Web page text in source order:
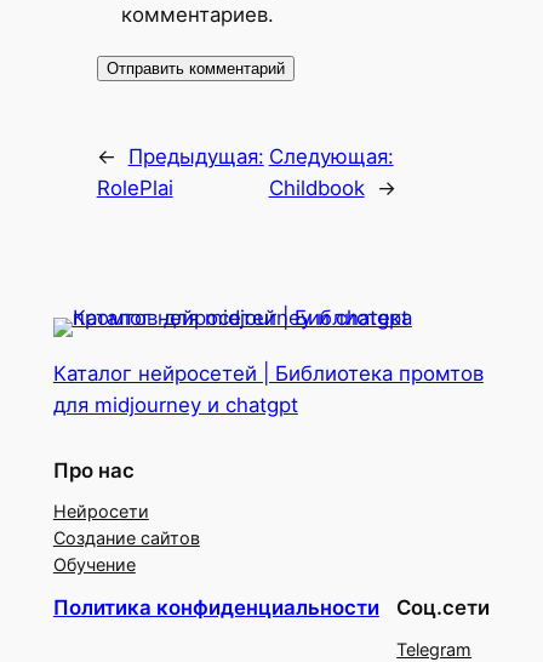
комментариев.
←
Предыдущая:
RolePlai
Следующая:
Childbook
→
Каталог нейросетей | Библиотека промтов
для midjourney и chatgpt
Про нас
Нейросети
Создание сайтов
Обучение
Политика конфиденциальности Соц.сети
Telegram